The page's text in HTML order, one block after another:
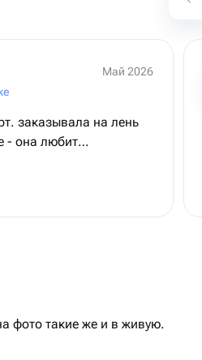
Май 2026
заказывала на лень
- она любит
и все, что с этим
после срока,
заранее.
фото такие же и в живую.